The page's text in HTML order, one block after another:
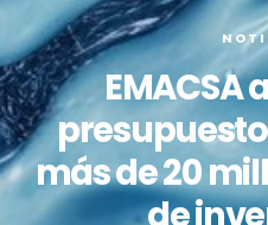
EMACSA
más de 20
de